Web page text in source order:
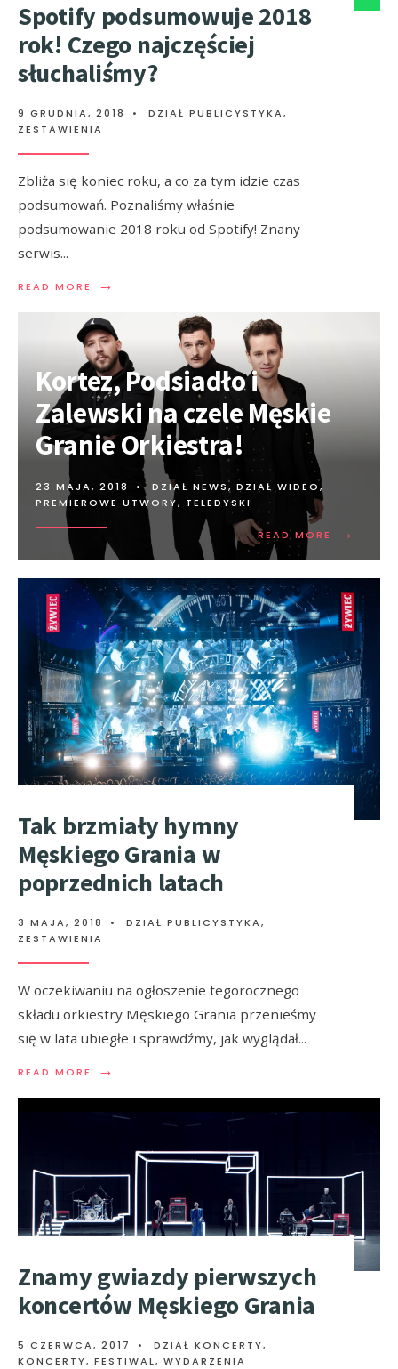
Spotify podsumowuje 2018
rok! Czego najczęściej
słuchaliśmy?
9 GRUDNIA, 2018 • DZIAŁ PUBLICYSTYKA,
ZESTAWIENIA
Zbliża się koniec roku, a co za tym idzie czas
podsumowań. Poznaliśmy właśnie
podsumowanie 2018 roku od Spotify! Znany
serwis...
READ MORE →
Kortez, Podsiadło i
Zalewski na czele Męskie
Granie Orkiestra!
23 MAJA, 2018 • DZIAŁ NEWS, DZIAŁ WIDEO,
PREMIEROWE UTWORY, TELEDYSKI
READ MORE →
Tak brzmiały hymny
Męskiego Grania w
poprzednich latach
3 MAJA, 2018 • DZIAŁ PUBLICYSTYKA,
ZESTAWIENIA
W oczekiwaniu na ogłoszenie tegorocznego
składu orkiestry Męskiego Grania przenieśmy
się w lata ubiegłe i sprawdźmy, jak wyglądał...
READ MORE →
Znamy gwiazdy pierwszych
koncertów Męskiego Grania
5 CZERWCA, 2017 • DZIAŁ KONCERTY,
KONCERTY, FESTIWAL, WYDARZENIA